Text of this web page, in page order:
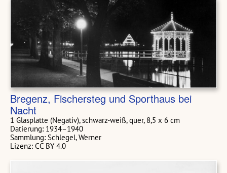
Bregenz, Fischersteg und Sporthaus bei
Nacht
1 Glasplatte (Negativ), schwarz-weiß, quer, 8,5 x 6 cm
Datierung: 1934–1940
Sammlung: Schlegel, Werner
Lizenz: CC BY 4.0